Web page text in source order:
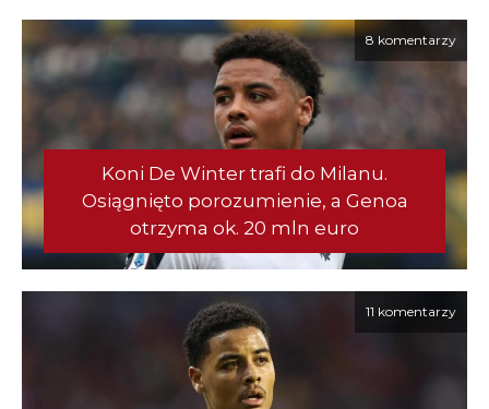
8 komentarzy
Koni De Winter trafi do Milanu.
Osiągnięto porozumienie, a Genoa
otrzyma ok. 20 mln euro
11 komentarzy